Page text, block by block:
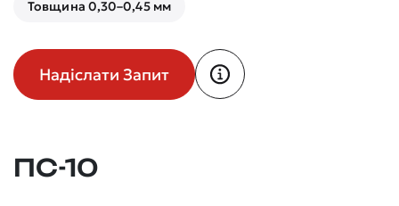
Товщина 0,30–0,45 мм
Надіслати Запит
ПС-10